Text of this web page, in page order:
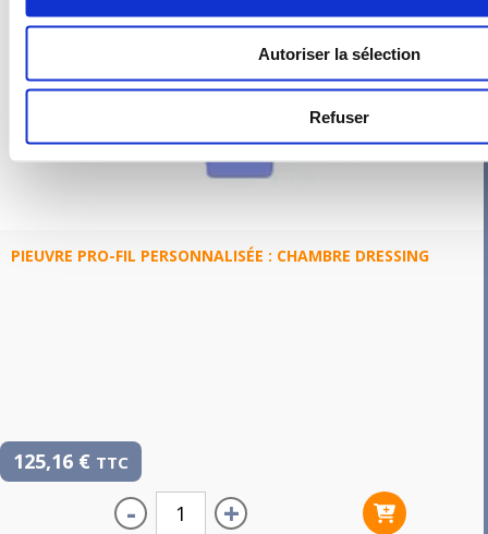
Autoriser la sélection
Refuser
PIEUVRE PRO-FIL PERSONNALISÉE : CHAMBRE DRESSING
125,16 € TTC
- +